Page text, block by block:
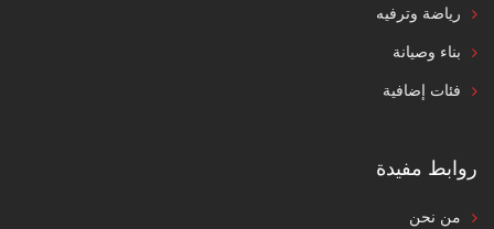
رياضة وترفيه
بناء وصيانة
فئات إضافية
روابط مفيدة
من نحن